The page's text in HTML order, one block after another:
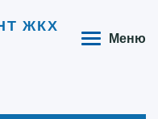
ЖКХ
Меню